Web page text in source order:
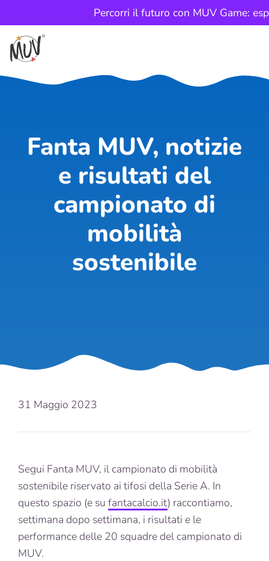
Percorri il futuro con MUV Game:
Fanta MUV, notizie
e risultati del
campionato di
mobilità
sostenibile
31 Maggio 2023
Segui Fanta MUV, il campionato di mobilità
sostenibile riservato ai tifosi della Serie A. In
questo spazio (e su fantacalcio.it) raccontiamo,
settimana dopo settimana, i risultati e le
performance delle 20 squadre del campionato di
MUV.